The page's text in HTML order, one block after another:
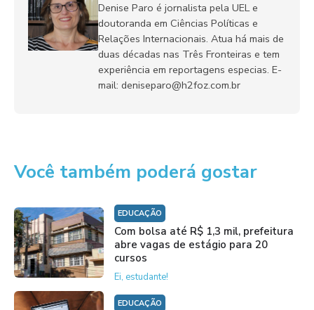
Denise Paro é jornalista pela UEL e
doutoranda em Ciências Políticas e
Relações Internacionais. Atua há mais de
duas décadas nas Três Fronteiras e tem
experiência em reportagens especias. E-
mail: deniseparo@h2foz.com.br
Você também poderá gostar
EDUCAÇÃO
Com bolsa até R$ 1,3 mil, prefeitura
abre vagas de estágio para 20
cursos
Ei, estudante!
EDUCAÇÃO